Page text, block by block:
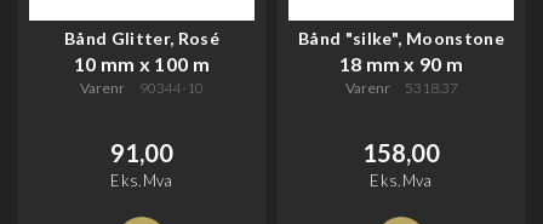
Bånd Glitter, Rosé
10 mm x 100 m
Varenr 90344-10
91,00
Eks.Mva
Bånd "silke", Moonstone
18 mm x 90 m
Varenr 5318.37
158,00
Eks.Mva